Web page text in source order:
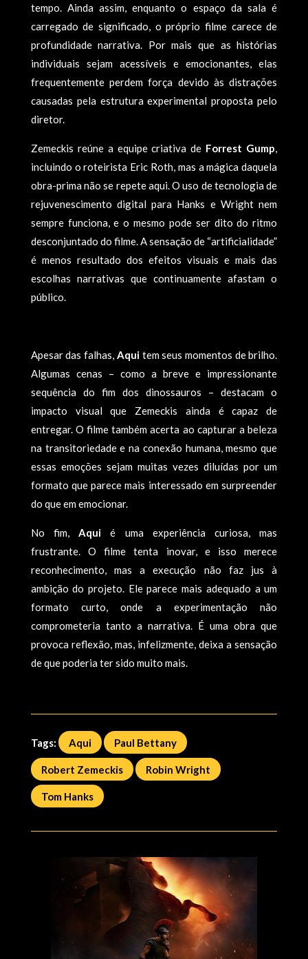
tempo. Ainda assim, enquanto o espaço da sala é
carregado de significado, o próprio filme carece de
profundidade narrativa. Por mais que as histórias
individuais sejam acessíveis e emocionantes, elas
frequentemente perdem força devido às distrações
causadas pela estrutura experimental proposta pelo
diretor.
Zemeckis reúne a equipe criativa de Forrest Gump
incluindo o roteirista Eric Roth, mas a mágica daquela
obra-prima não se repete aqui. O uso de tecnologia de
rejuvenescimento digital para Hanks e Wright nem
sempre funciona, e o mesmo pode ser dito do ritmo
desconjuntado do filme. A sensação de “artificialidade”
é menos resultado dos efeitos visuais e mais das
escolhas narrativas que continuamente afastam o
público.
Apesar das falhas, Aquitem seus momentos de brilho.
Algumas cenas – como a breve e impressionante
sequência do fim dos dinossauros – destacam o
impacto visual que Zemeckis ainda é capaz de
entregar. O filme também acerta ao capturar a beleza
na transitoriedade e na conexão humana, mesmo que
essas emoções sejam muitas vezes diluídas por um
formato que parece mais interessado em surpreender
do que em emocionar.
No fim, Aqui é uma experiência curiosa, mas
frustrante. O filme tenta inovar, e isso merece
reconhecimento, mas a execução não faz jus à
ambição do projeto. Ele parece mais adequado a um
formato curto, onde a experimentação não
comprometeria tanto a narrativa. É uma obra que
provoca reflexão, mas, infelizmente, deixa a sensação
de que poderia ter sido muito mais.
Tags: Aqui Paul Bettany
Robert Zemeckis Robin Wright
Tom Hanks